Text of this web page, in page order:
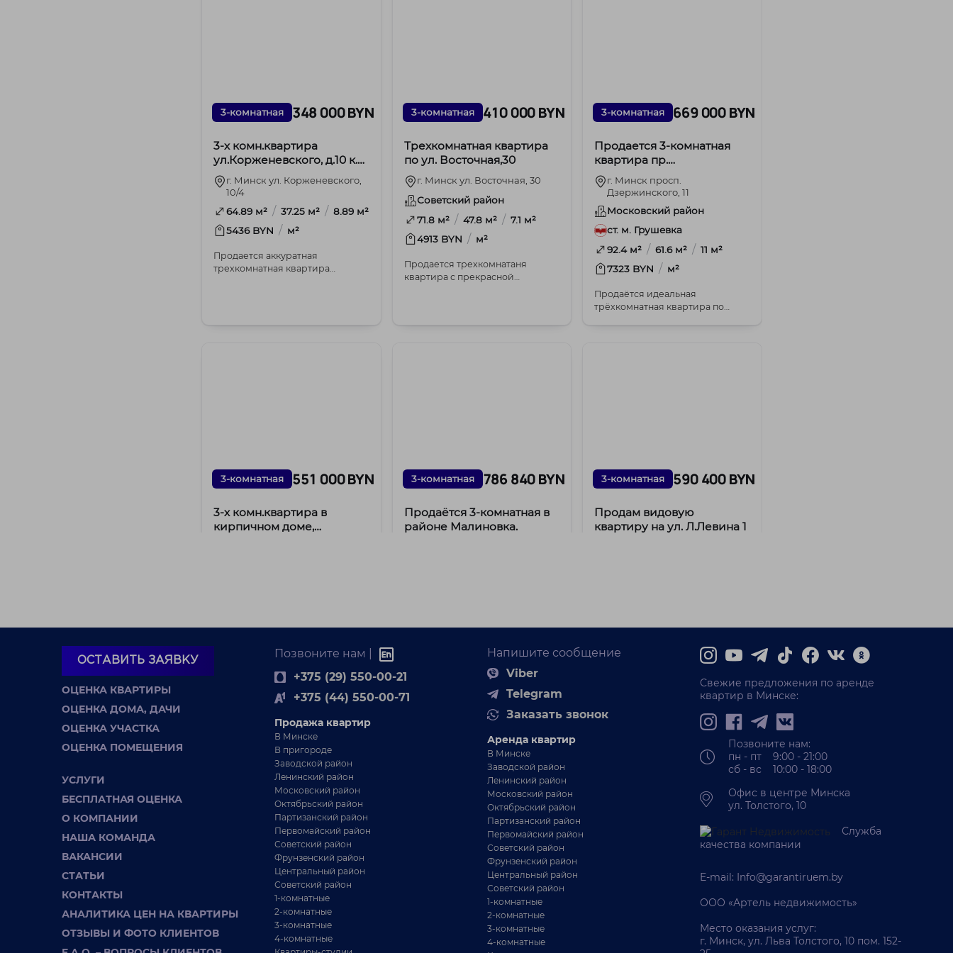
3-комнатная 348 000 BYN
3-х комн.квартира
ул.Корженевского, д.10 к.4
(чешский проект)
г. Минск ул. Корженевского,
10/4
64.89 м² / 37.25 м² / 8.89 м²
5436 BYN / м²
Продается аккуратная
трехкомнатная квартира
3-комнатная 410 000 BYN
Трехкомнатная квартира
по ул. Восточная,30
г. Минск ул. Восточная, 30
Советский район
71.8 м² / 47.8 м² / 7.1 м²
4913 BYN / м²
Продается трехкомнатаня
квартира с прекрасной
3-комнатная 669 000 BYN
Продается 3-комнатная
квартира пр.
Дзержинского, 11
г. Минск просп.
Дзержинского, 11
Московский район
ст. м. Грушевка
92.4 м² / 61.6 м² / 11 м²
7323 BYN / м²
Продаётся идеальная
трёхкомнатная квартира по
3-комнатная 551 000 BYN
3-х комн.квартира в
кирпичном доме,
Продается просторная
кирпичном доме в центре
3-комнатная 786 840 BYN
Продаётся 3‑комнатная в
районе Малиновка.
Продаётся
(улучшенный проект) площадью
3-комнатная 590 400 BYN
Продам видовую
квартиру на ул. Л.Левина 1
Продается стильная 3-комнатная
квартира с авторским дизайном.
3-комнатная 720 000 BYN
Светлая 3-х комнатная
квартира Ф. Скорины 37
г. Минск, ул. Франциска
Скорины, 37
ст. м. Уручье
565 000 BYN
Светлая и уютная
трехкомнатная квартира с
возможностью воплотить
проект двухярусной
г. Минск, ул. Ленина, 18
Ленинский район
41.1 м²/7 м²
405 000 BYN
комнатную квартиру
г. Минск, ул. Есенина, 143
9 м²
ОСТАВИТЬ ЗАЯВКУ
ОЦЕНКА КВАРТИРЫ
ОЦЕНКА ДОМА, ДАЧИ
ОЦЕНКА УЧАСТКА
ОЦЕНКА ПОМЕЩЕНИЯ
УСЛУГИ
БЕСПЛАТНАЯ ОЦЕНКА
О КОМПАНИИ
НАША КОМАНДА
ВАКАНСИИ
СТАТЬИ
КОНТАКТЫ
АНАЛИТИКА ЦЕН НА КВАРТИРЫ
ОТЗЫВЫ И ФОТО КЛИЕНТОВ
Позвоните нам |
+375 (29) 550-00-21
+375 (44) 550-00-71
Продажа квартир
В Минске
В пригороде
Заводской район
Ленинский район
Московский район
Октябрьский район
Партизанский район
Первомайский район
Советский район
Фрунзенский район
Центральный район
Советский район
1-комнатные
2-комнатные
3-комнатные
4-комнатные
Напишите сообщение
Viber
Telegram
Заказать звонок
Аренда квартир
В Минске
Заводской район
Ленинский район
Московский район
Октябрьский район
Партизанский район
Первомайский район
Советский район
Фрунзенский район
Центральный район
Советский район
1-комнатные
2-комнатные
3-комнатные
4-комнатные
Свежие предложения по аренде
квартир в Минске:
Позвоните нам:
пн - пт 9:00 - 21:00
сб - вс 10:00 - 18:00
Офис в центре Минска
ул. Толстого, 10
Служба
качества компании
E-mail: Info@garantiruem.by
ООО «Артель недвижимость»
Место оказания услуг:
г. Минск, ул. Льва Толстого, 10 пом. 152-